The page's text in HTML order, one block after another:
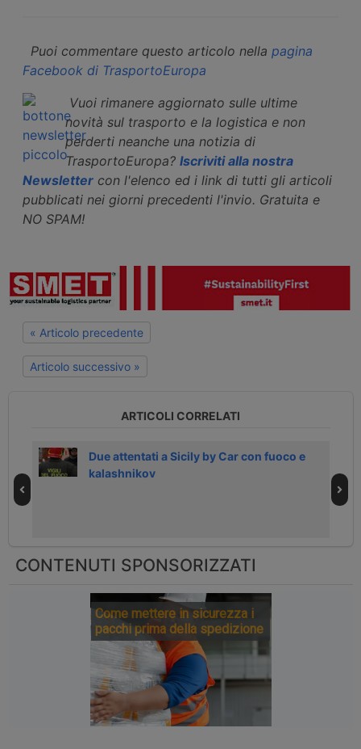
Puoi commentare questo articolo nella pagina
Facebook di TrasportoEuropa
Vuoi rimanere aggiornato sulle ultime
novità sul trasporto e la logistica e non
perderti neanche una notizia di
TrasportoEuropa? Iscriviti alla nostra
Newsletter con l'elenco ed i link di tutti gli articoli
pubblicati nei giorni precedenti l'invio. Gratuita e
NO SPAM!
« Articolo precedente
Articolo successivo »
ARTICOLI CORRELATI
Due attentati a Sicily by Car con fuoco e
kalashnikov
CONTENUTI SPONSORIZZATI
Come mettere in sicurezza i
pacchi prima della spedizione